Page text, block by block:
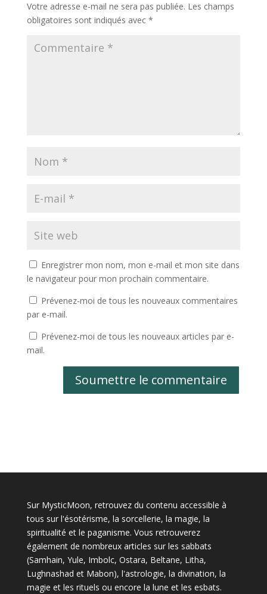
Votre adresse e-mail ne sera pas publiée. Les champs
obligatoires sont indiqués avec *
Enregistrer mon nom, mon e-mail et mon site dans
le navigateur pour mon prochain commentaire.
Prévenez-moi de tous les nouveaux commentaires
par e-mail.
Prévenez-moi de tous les nouveaux articles par e-
mail.
Soumettre le commentaire
Sur MysticMoon, retrouvez du contenu accessible à
tous sur l'ésotérisme, la sorcellerie, la magie, la
spiritualité et le paganisme. Vous retrouverez
également de nombreux articles sur les sabbats
(Samhain, Yule, Imbolc, Ostara, Beltane, Litha,
Lughnashad et Mabon), l'astrologie, la divination, la
magie et les rituels ou encore la lune et les esbats.